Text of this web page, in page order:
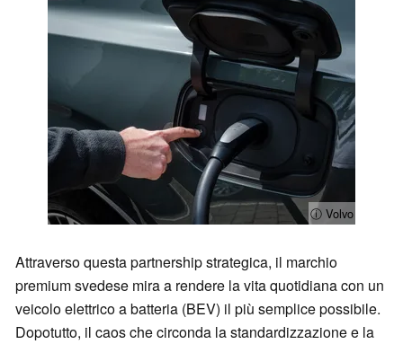
ⓘ Volvo
Attraverso questa partnership strategica, il marchio
premium svedese mira a rendere la vita quotidiana con un
veicolo elettrico a batteria (BEV) il più semplice possibile.
Dopotutto, il caos che circonda la standardizzazione e la